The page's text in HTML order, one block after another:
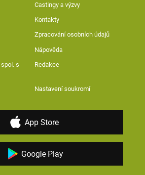
Castingy a výzvy
Kontakty
Zpracování osobních údajů
Nápověda
s
Redakce
Nastavení soukromí
App Store
Google Play